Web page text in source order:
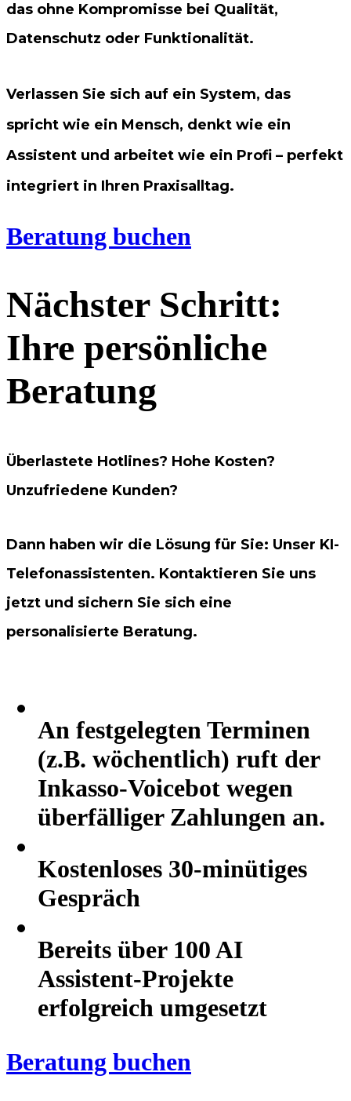
das ohne Kompromisse bei Qualität,
Datenschutz oder Funktionalität.
Verlassen Sie sich auf ein System, das
spricht wie ein Mensch, denkt wie ein
Assistent und arbeitet wie ein Profi – perfekt
integriert in Ihren Praxisalltag.
Beratung buchen
Nächster Schritt:
Ihre persönliche
Beratung
Überlastete Hotlines? Hohe Kosten?
Unzufriedene Kunden?
Dann haben wir die Lösung für Sie: Unser KI-
Telefonassistenten. Kontaktieren Sie uns
jetzt und sichern Sie sich eine
personalisierte Beratung.
An festgelegten Terminen
(z.B. wöchentlich) ruft der
Inkasso-Voicebot wegen
überfälliger Zahlungen an.
Kostenloses 30-minütiges
Gespräch
Bereits über 100 AI
Assistent-Projekte
erfolgreich umgesetzt
Beratung buchen